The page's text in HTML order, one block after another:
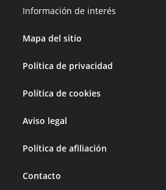
Información de interés
Mapa del sitio
Política de privacidad
Política de cookies
Aviso legal
Política de afiliación
Contacto